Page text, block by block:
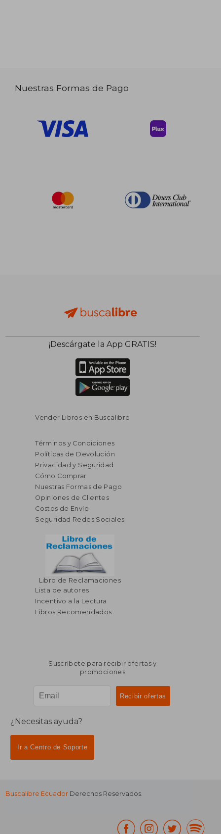
Nuestras Formas de Pago
¡Descárgate la App GRATIS!
Vender Libros en Buscalibre
Términos y Condiciones
Políticas de Devolución
Privacidad y Seguridad
Cómo Comprar
Nuestras Formas de Pago
Opiniones de Clientes
Costos de Envío
Seguridad Redes Sociales
Libro de Reclamaciones
Lista de autores
Incentivo a la Lectura
Libros Recomendados
Suscríbete para recibir ofertas y
promociones
¿Necesitas ayuda?
Ir a Centro de Soporte
Buscalibre Ecuador Derechos Reservados.